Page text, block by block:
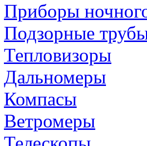
Приборы
Подзорные
Тепловизоры
Дальномеры
Компасы
Ветромеры